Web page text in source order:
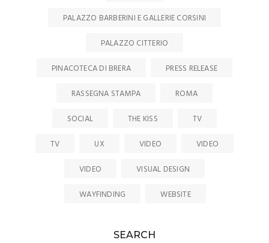
PALAZZO BARBERINI E GALLERIE CORSINI
PALAZZO CITTERIO
PINACOTECA DI BRERA
PRESS RELEASE
RASSEGNA STAMPA
ROMA
SOCIAL
THE KISS
TV
TV
UX VIDEO
VIDEO
VIDEO
VISUAL DESIGN
WAYFINDING
WEBSITE
SEARCH